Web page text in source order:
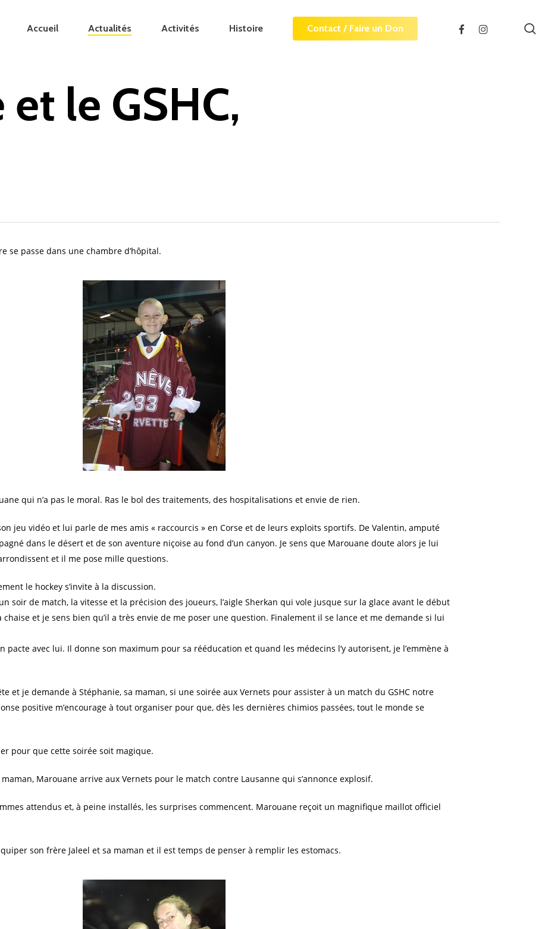
Accueil Actualités Activités Histoire Contact / Faire un Don facebookinstagram
le GSHC,
se passe dans une chambre d’hôpital.
qui n’a pas le moral. Ras le bol des traitements, des hospitalisations et envie de rien.
jeu vidéo et lui parle de mes amis « raccourcis » en Corse et de leurs exploits sportifs. De Valentin, amputé
dans le désert et de son aventure niçoise au fond d’un canyon. Je sens que Marouane doute alors je lui
et il me pose mille questions.
le hockey s’invite à la discussion.
soir de match, la vitesse et la précision des joueurs, l’aigle Sherkan qui vole jusque sur la glace avant le début
et je sens bien qu’il a très envie de me poser une question. Finalement il se lance et me demande si lui
pacte avec lui. Il donne son maximum pour sa rééducation et quand les médecins l’y autorisent, je l’emmène à
et je demande à Stéphanie, sa maman, si une soirée aux Vernets pour assister à un match du GSHC notre
positive m’encourage à tout organiser pour que, dès les dernières chimios passées, tout le monde se
pour que cette soirée soit magique.
Marouane arrive aux Vernets pour le match contre Lausanne qui s’annonce explosif.
attendus et, à peine installés, les surprises commencent. Marouane reçoit un magnifique maillot officiel
son frère Jaleel et sa maman et il est temps de penser à remplir les estomacs.